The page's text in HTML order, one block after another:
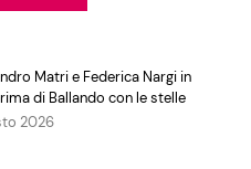
Matri e Federica Nargi in
di Ballando con le stelle
2026